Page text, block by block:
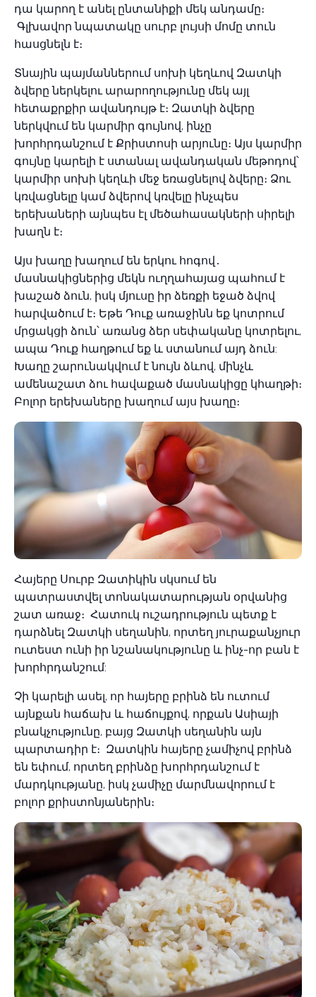
դա կարող է անել ընտանիքի մեկ անդամը։
Գլխավոր նպատակը սուրբ լույսի մոմը տուն
հասցնելն է։
Տնային պայմաններում սոխի կեղևով Զատկի
ձվերը ներկելու արարողությունը մեկ այլ
հետաքրքիր ավանդույթ է։ Զատկի ձվերը
ներկվում են կարմիր գույնով, ինչը
խորհրդանշում է Քրիստոսի արյունը։ Այս կարմիր
գույնը կարելի է ստանալ ավանդական մեթոդով՝
կարմիր սոխի կեղևի մեջ եռացնելով ձվերը։ Ձու
կռվացնելը կամ ձվերով կռվելը ինչպես
երեխաների այնպես էլ մեծահասակների սիրելի
խաղն է։
Այս խաղը խաղում են երկու հոգով․
մասնակիցներից մեկն ուղղահայաց պահում է
խաշած ձուն, իսկ մյուսը իր ձեռքի եջած ձվով
հարվածում է։ Եթե Դուք առաջինն եք կոտրում
մրցակցի ձուն՝ առանց ձեր սեփականը կոտրելու,
ապա Դուք հաղթում եք և ստանում այդ ձուն:
Խաղը շարունակվում է նույն ձևով, մինչև
ամենաշատ ձու հավաքած մասնակիցը կհաղթի։
Բոլոր երեխաները խաղում այս խաղը։
Հայերը Սուրբ Զատիկին սկսում են
պատրաստվել տոնակատարության օրվանից
շատ առաջ։ Հատուկ ուշադրություն պետք է
դարձնել Զատկի սեղանին, որտեղ յուրաքանչյուր
ուտեստ ունի իր նշանակությունը և ինչ-որ բան է
խորհրդանշում:
Չի կարելի ասել, որ հայերը բրինձ են ուտում
այնքան հաճախ և հաճույքով, որքան Ասիայի
բնակչությունը, բայց Զատկի սեղանին այն
պարտադիր է։ Զատկին հայերը չամիչով բրինձ
են եփում, որտեղ բրինձը խորհրդանշում է
մարդկությանը, իսկ չամիչը մարմնավորում է
բոլոր քրիստոնյաներին։